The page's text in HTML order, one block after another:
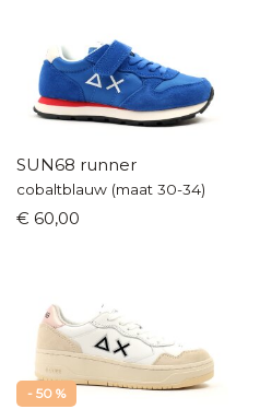
SUN68 runner
cobaltblauw (maat 30-34)
€ 60,00
- 50 %